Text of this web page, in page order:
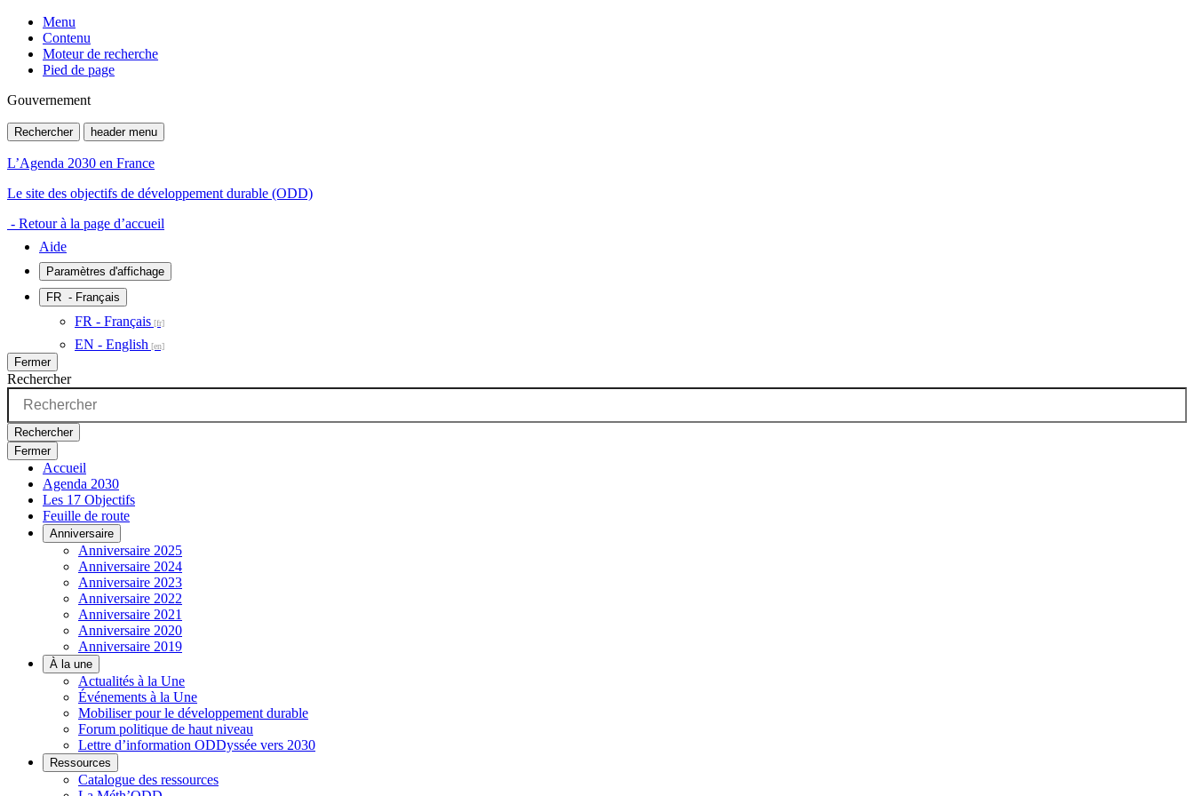
Menu
Contenu
Moteur de recherche
Pied de page
Gouvernement
Rechercher header menu
L’Agenda 2030 en France
Le site des objectifs de développement durable (ODD)
- Retour à la page d’accueil
Aide
Paramètres d'affichage
FR - Français
FR - Français
EN - English
Fermer
Rechercher
Rechercher
Fermer
Accueil
Agenda 2030
Les 17 Objectifs
Feuille de route
Anniversaire
Anniversaire 2025
Anniversaire 2024
Anniversaire 2023
Anniversaire 2022
Anniversaire 2021
Anniversaire 2020
Anniversaire 2019
À la une
Actualités à la Une
Événements à la Une
Mobiliser pour le développement durable
Forum politique de haut niveau
Lettre d’information ODDyssée vers 2030
Ressources
Catalogue des ressources